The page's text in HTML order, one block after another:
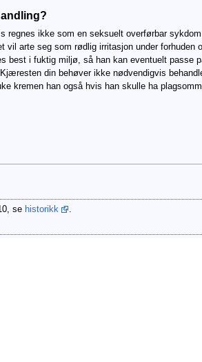
regnes ikke som en seksuelt overførbar
vil arte seg som rødlig irritasjon under forhuden
best i fuktig miljø, så han kan eventuelt passe
din behøver ikke nødvendigvis
kremen han også hvis han skulle ha
se historikk
.